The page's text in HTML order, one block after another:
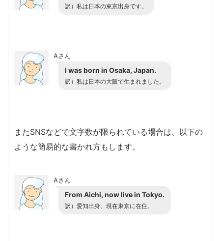
訳）私は日本の東京出身です。
Aさん
I was born in Osaka, Japan.
訳）私は日本の大阪で生まれました。
またSNSなどで文字数が限られている場合は、以下の
ような簡易的な書かれ方もします。
Aさん
From Aichi, now live in Tokyo.
訳）愛知出身、現在東京に在住。